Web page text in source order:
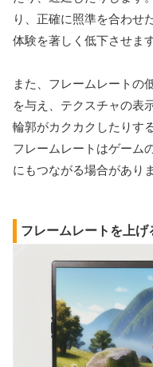
り、正確に照準を合わせ
体験を著しく低下させます
また、フレームレートの
を与え、テクスチャの表
輪郭がカクカクしたりす
フレームレートはゲーム
にもつながる場合がありま
フレームレートを上げ